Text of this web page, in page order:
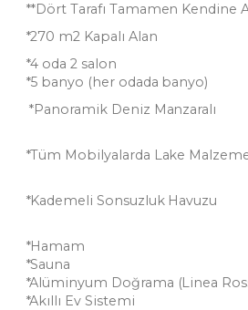
**Dört Tarafı Tamamen Kendine
*270 m2 Kapalı Alan
*4 oda 2 salon
*5 banyo (her odada banyo)
*Panoramik Deniz Manzaralı
*Tüm Mobilyalarda Lake Malzeme
*Kademeli Sonsuzluk Havuzu
*Hamam
*Sauna
*Alüminyum Doğrama (Linea
*Akıllı Ev Sistemi